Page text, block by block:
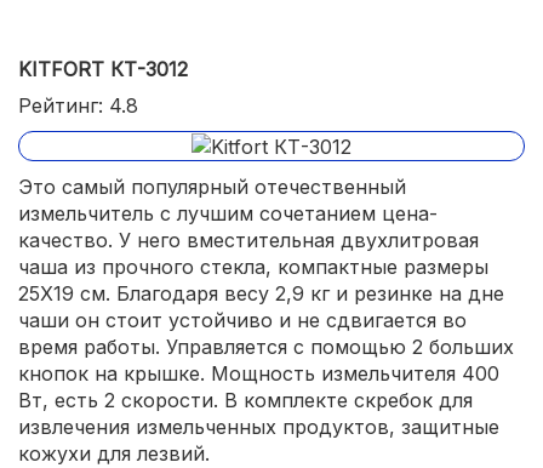
KITFORT КТ-3012
Рейтинг: 4.8
Это самый популярный отечественный
измельчитель с лучшим сочетанием цена-
качество. У него вместительная двухлитровая
чаша из прочного стекла, компактные размеры
25X19 см. Благодаря весу 2,9 кг и резинке на дне
чаши он стоит устойчиво и не сдвигается во
время работы. Управляется с помощью 2 больших
кнопок на крышке. Мощность измельчителя 400
Вт, есть 2 скорости. В комплекте скребок для
извлечения измельченных продуктов, защитные
кожухи для лезвий.